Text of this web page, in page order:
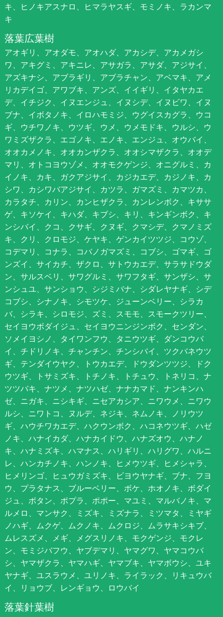
キ、ヒノキアスナロ、ヒマラヤスギ、モミノキ、ラカンマ
キ
落葉広葉樹
アオギリ、アオダモ、アオハダ、アカシデ、アカメガシ
ワ、アキグミ、アキニレ、アサガラ、アサダ、アジサイ、
アズキナシ、アブラギリ、アブラチャン、アベマキ、アメ
リカデイゴ、アワブキ、アンズ、イイギリ、イタヤカエ
デ、イチジク、イヌエンジュ、イヌシデ、イヌビワ、イヌ
ブナ、イボタノキ、イロハモミジ、ウグイスカグラ、ウコ
ギ、ウチワノキ、ウツギ、ウメ、ウメモドキ、ウルシ、ウ
ワミズザクラ、エゴノキ、エノキ、エンジュ、オウバイ、
オオカメノキ、オオカンザクラ、オオシマザクラ、オオデ
マリ、オトコヨウゾメ、オオモクゲンジ、オニグルミ、カ
イノキ、カキ、ガクアジサイ、カジカエデ、カジノキ、カ
シワ、カシワバアジサイ、カツラ、ガマズミ、カマツカ、
カラタチ、カリン、カンヒザクラ、カンレンボク、キササ
ゲ、キソケイ、キハダ、キブシ、キリ、キンギンボク、キ
ンシバイ、クコ、クサギ、クヌギ、クマシデ、クマノミズ
キ、クリ、クロモジ、ケヤキ、ゲンカイツツジ、コウゾ、
コデマリ、コナラ、コバノガマズミ、コブシ、ゴマギ、ゴ
ンズイ、サイカチ、ザクロ、サトウカエデ、サラサドウダ
ン、サルスベリ、サワグルミ、サワフタギ、サンザシ、サ
ンシュユ、サンショウ、シジミバナ、シダレヤナギ、シデ
コブシ、シナノキ、シモツケ、ジューンベリー、シラカ
バ、シラキ、シロモジ、ズミ、スモモ、スモークツリー、
セイヨウボダイジュ、セイヨウニンジンボク、センダン、
ソメイヨシノ、タイワンフウ、タニウツギ、ダンコウバ
イ、チドリノキ、チャンチン、チンシバイ、ツクバネウツ
ギ、テンダイウヤク、トウカエデ、ドウダンツツジ、ドク
ウツギ、トサミズキ、トチノキ、トチュウ、トネリコ、ナ
ツツバキ、ナツメ、ナツハゼ、ナナカマド、ナンキンハ
ゼ、ニガキ、ニシキギ、ニセアカシア、ニワウメ、ニワウ
ルシ、ニワトコ、ヌルデ、ネジキ、ネムノキ、ノリウツ
ギ、ハウチワカエデ、ハクウンボク、ハコネウツギ、ハゼ
ノキ、ハナイカダ、ハナカイドウ、ハナズオウ、ハナノ
キ、ハナミズキ、ハマナス、ハリギリ、ハリグワ、ハルニ
レ、ハンカチノキ、ハンノキ、ヒメウツギ、ヒメシャラ、
ヒメリンゴ、ヒュウガミズキ、ビヨウヤナギ、ブナ、フヨ
ウ、プラタナス、ブルーベリー、ボケ、ホオノキ、ボダイ
ジュ、ボタン、ポプラ、ポポー、マユミ、マルバノキ、マ
ルメロ、マンサク、ミズキ、ミズナラ、ミツマタ、ミヤギ
ノハギ、ムクゲ、ムクノキ、ムクロジ、ムラサキシキブ、
ムレスズメ、メギ、メグスリノキ、モクゲンジ、モクレ
ン、モミジバフウ、ヤブデマリ、ヤマグワ、ヤマコウバ
シ、ヤマザクラ、ヤマハギ、ヤマブキ、ヤマボウシ、ユキ
ヤナギ、ユスラウメ、ユリノキ、ライラック、リキュウバ
イ、リョウブ、レンギョウ、ロウバイ
落葉針葉樹